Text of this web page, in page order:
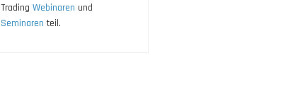
Trading Webinaren und
Seminaren teil.